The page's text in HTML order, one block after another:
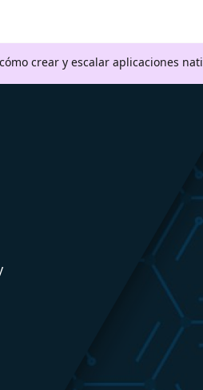
crear y escalar aplicaciones